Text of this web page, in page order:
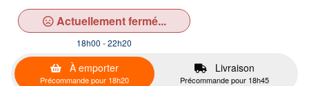
Actuellement fermé...
18h00 - 22h20
À emporter
Précommande pour 18h20
Livraison
Précommande pour 18h45